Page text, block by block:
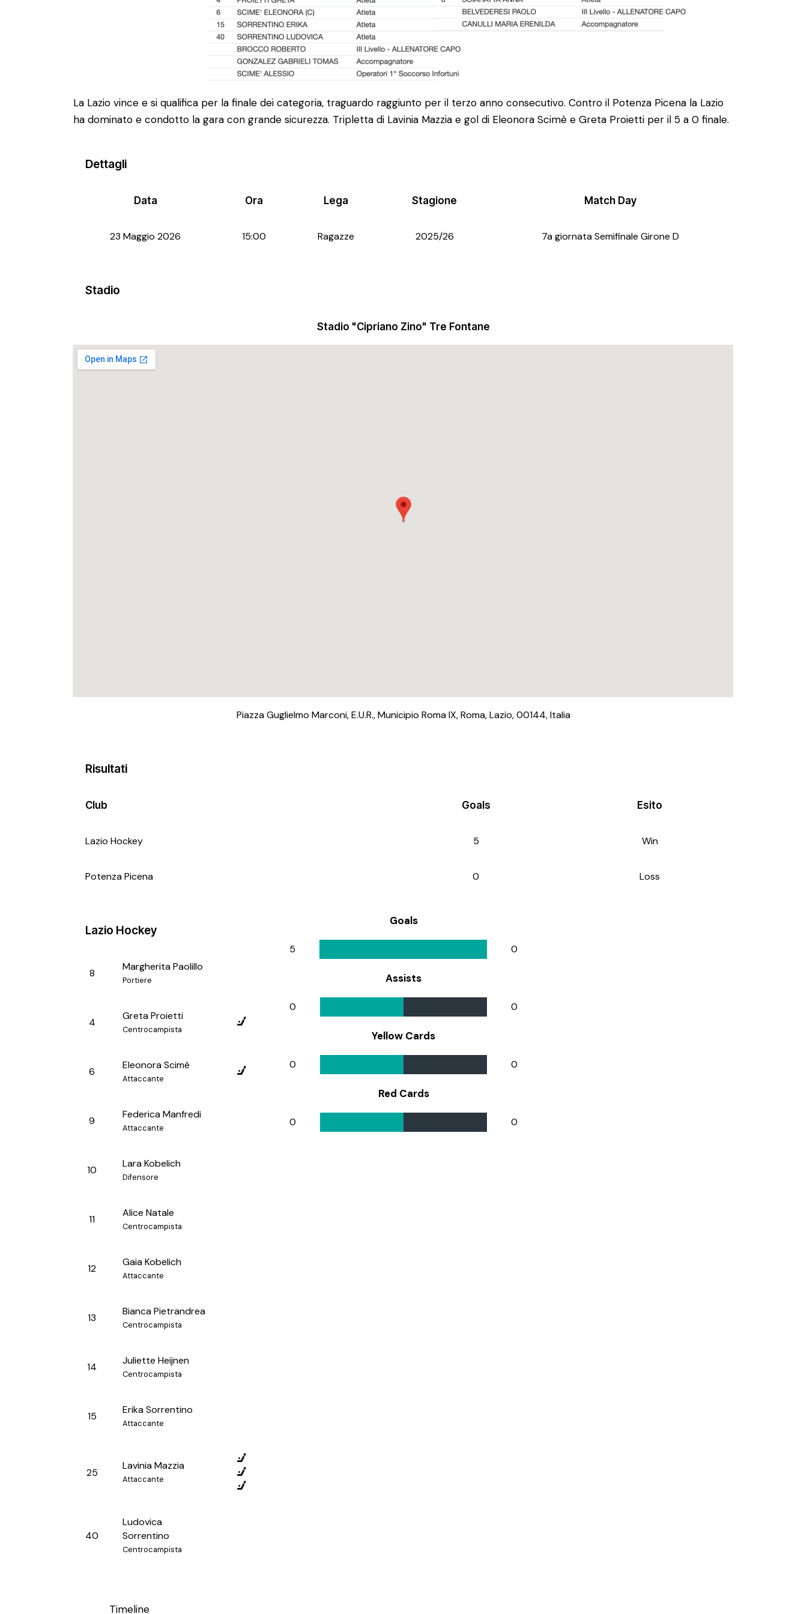
La Lazio vince e si qualifica per la finale dei categoria, traguardo raggiunto per il terzo anno consecutivo. Contro il Potenza Picena la Lazio
ha dominato e condotto la gara con grande sicurezza. Tripletta di Lavinia Mazzia e gol di Eleonora Scimè e Greta Proietti per il 5 a 0 finale.
Dettagli
Data Ora Lega Stagione Match Day
23 Maggio 2026 15:00 Ragazze 2025/26 7a giornata Semifinale Girone D
Stadio
Stadio "Cipriano Zino" Tre Fontane
Piazza Guglielmo Marconi, E.U.R., Municipio Roma IX, Roma, Lazio, 00144, Italia
Risultati
Club Goals Esito
Lazio Hockey 5 Win
Potenza Picena 0 Loss
Lazio Hockey
8
Margherita Paolillo
Portiere
4
Greta Proietti
Centrocampista
6
Eleonora Scimè
Attaccante
9
Federica Manfredi
Attaccante
10
Lara Kobelich
Difensore
11
Alice Natale
Centrocampista
12
Gaia Kobelich
Attaccante
13
Bianca Pietrandrea
Centrocampista
14
Juliette Heijnen
Centrocampista
15
Erika Sorrentino
Attaccante
25
Lavinia Mazzia
Attaccante
40
Ludovica
Sorrentino
Centrocampista
Goals
5 0
Assists
0 0
Yellow Cards
0 0
Red Cards
0 0
Timeline